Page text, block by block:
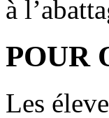
à
POUR
Les